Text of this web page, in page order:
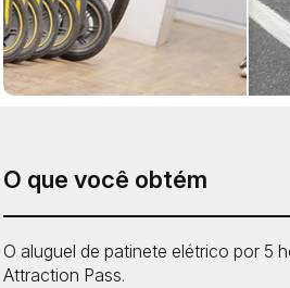
O que você obtém
O aluguel de patinete elétrico por 5
Attraction Pass.